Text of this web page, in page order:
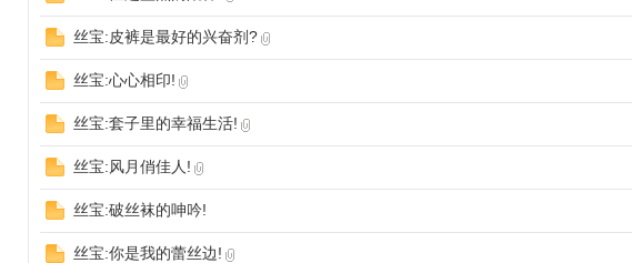
丝宝:皮裤是最好的兴奋剂?
丝宝:心心相印!
丝宝:套子里的幸福生活!
丝宝:风月俏佳人!
丝宝:破丝袜的呻吟!
丝宝:你是我的蕾丝边!